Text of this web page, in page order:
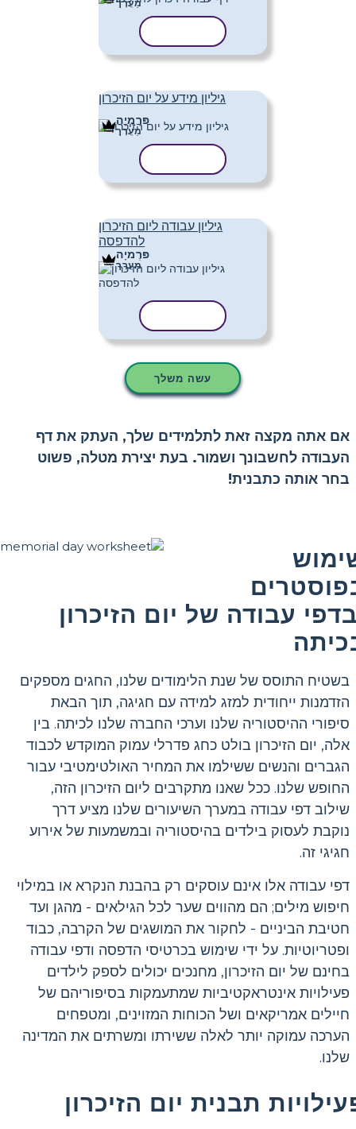
מַעֲרָך
גיליון מידע על יום הזיכרון
פּרֶמיָה
מַעֲרָך
גיליון עבודה ליום הזיכרון
להדפסה
פּרֶמיָה
מַעֲרָך
עשה משלך
אם אתה מקצה זאת לתלמידים שלך, העתק את דף
העבודה לחשבונך ושמור. בעת יצירת מטלה, פשוט
בחר אותה כתבנית!
עבודה של יום הזיכרון
בשטיח התוסס של שנת הלימודים שלנו, החגים מספקים
הזדמנות ייחודית למזג למידה עם חגיגה, תוך הבאת
סיפורי ההיסטוריה שלנו וערכי החברה שלנו לכיתה. בין
אלה, יום הזיכרון בולט כחג פדרלי עמוק המוקדש לכבוד
הגברים והנשים ששילמו את המחיר האולטימטיבי עבור
החופש שלנו. ככל שאנו מתקרבים ליום הזיכרון הזה,
שילוב דפי עבודה במערך השיעורים שלנו מציע דרך
נוקבת לעסוק בילדים בהיסטוריה ובמשמעות של אירוע
חגיגי זה.
דפי עבודה אלו אינם עוסקים רק בהבנת הנקרא או במילוי
חיפוש מילים; הם מהווים שער לכל הגילאים - מהגן ועד
חטיבת הביניים - לחקור את המושגים של הקרבה, כבוד
ופטריוטיות. על ידי שימוש בכרטיסי הדפסה ודפי עבודה
בחינם של יום הזיכרון, מחנכים יכולים לספק לילדים
פעילויות אינטראקטיביות שמתעמקות בסיפוריהם של
חיילים אמריקאים ושל הכוחות המזוינים, ומטפחים
הערכה עמוקה יותר לאלה ששירתו ומשרתים את המדינה
שלנו.
תבנית יום הזיכרון